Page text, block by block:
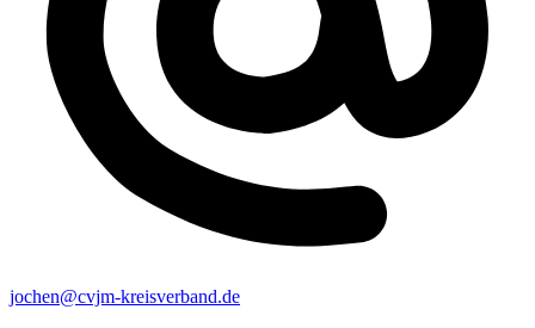
jochen@cvjm-kreisverband.de